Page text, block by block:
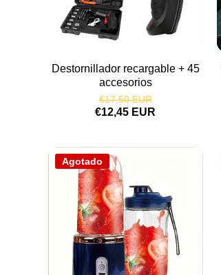
Destornillador recargable + 45
accesorios
€17,50 EUR
€12,45 EUR
Agotado